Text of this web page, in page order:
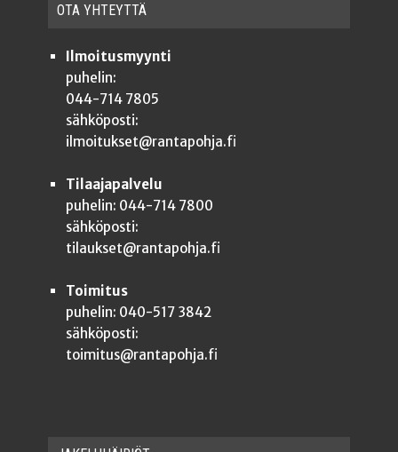
OTA YHTEYT­TÄ
Ilmoitusmyynti
puhelin:
044-714 7805
sähköposti:
ilmoitukset@rantapohja.fi
Tilaajapalvelu
puhelin: 044-714 7800
sähköposti:
tilaukset@rantapohja.fi
Toimitus
puhelin: 040-517 3842
sähköposti:
toimitus@rantapohja.fi